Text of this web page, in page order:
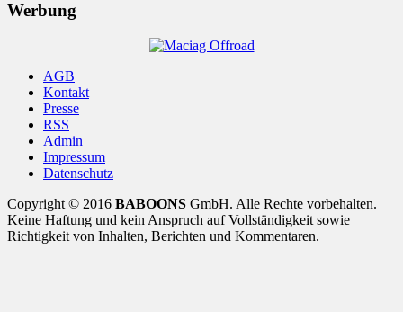
Werbung
AGB
Kontakt
Presse
RSS
Admin
Impressum
Datenschutz
Copyright © 2016 BABOONS GmbH. Alle Rechte vorbehalten.
Keine Haftung und kein Anspruch auf Vollständigkeit sowie
Richtigkeit von Inhalten, Berichten und Kommentaren.